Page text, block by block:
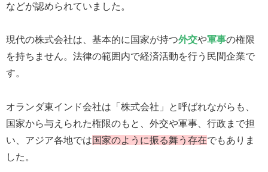
などが認められていました。
現代の株式会社は、基本的に国家が持つ外交や軍事の権限
を持ちません。法律の範囲内で経済活動を行う民間企業で
す。
オランダ東インド会社は「株式会社」と呼ばれながらも、
国家から与えられた権限のもと、外交や軍事、行政まで担
い、アジア各地では国家のように振る舞う存在でもありま
した。